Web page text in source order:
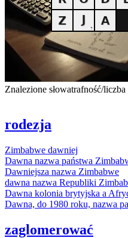
Znalezione słowatrafność/
rodezja
Zimbabwe dawniej
Dawna nazwa państwa Zimba
Dawniejsza nazwa Zimbabwe
dawna nazwa Republiki Zimba
Dawna kolonia brytyjska a
Dawna, do 1980 roku, nazwa
zaglomerować